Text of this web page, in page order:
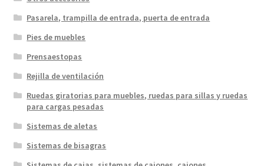
Pasarela, trampilla de entrada, puerta de entrada
Pies de muebles
Prensaestopas
Rejilla de ventilación
Ruedas giratorias para muebles, ruedas para sillas y ruedas
para cargas pesadas
Sistemas de aletas
Sistemas de bisagras